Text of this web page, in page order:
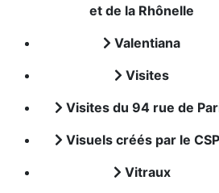
et de la Rhônelle
Valentiana
Visites
Visites du 94 rue de
Visuels créés par le
Vitraux